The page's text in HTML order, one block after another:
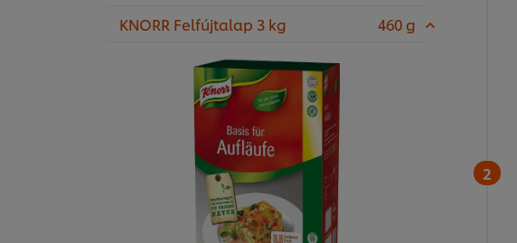
KNORR Felfújtalap 3 kg
460 g